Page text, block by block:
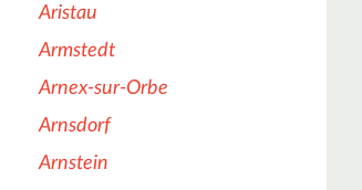
Aristau
Armstedt
Arnex-sur-Orbe
Arnsdorf
Arnstein